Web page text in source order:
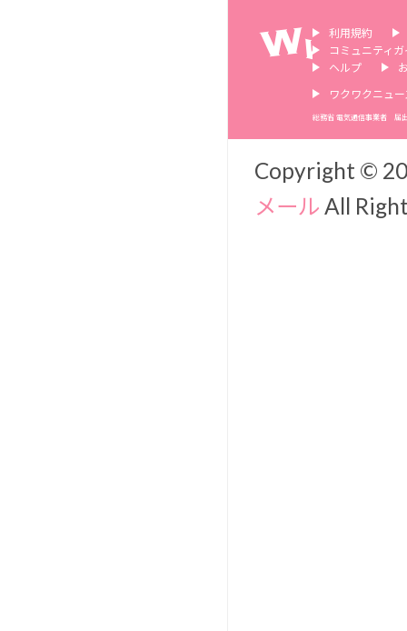
利用規約
コミュニティ
ヘルプ
ワクワクニュー
総務省 電気通信事業者 届
Copyright ©
メール All